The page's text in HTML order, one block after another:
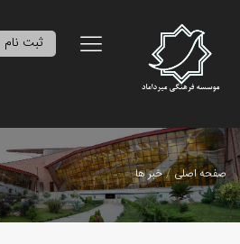
ثبت نام
صفحه اصلی خبر ها